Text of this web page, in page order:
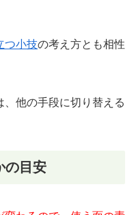
つ小技の考え方とも相性
他の手段に切り替える
の目安